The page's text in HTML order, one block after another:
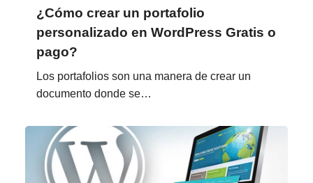
¿Cómo crear un portafolio
personalizado en WordPress Gratis o
pago?
Los portafolios son una manera de crear un
documento donde se…